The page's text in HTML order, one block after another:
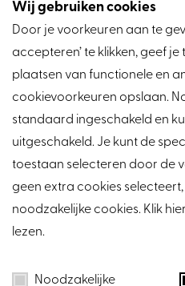
Volg ons
Privacy
Wij gebruiken cookies
Door je voorkeuren aan te
accepteren’ te klikken, geef
plaatsen van functionele en
cookievoorkeuren opslaan.
standaard ingeschakeld en
uitgeschakeld. Je kunt de
toestaan selecteren door de
geen extra cookies
noodzakelijke cookies. Klik
lezen.
Noodzakelijke